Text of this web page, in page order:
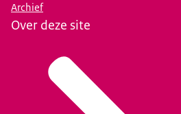
Archief
Over deze site